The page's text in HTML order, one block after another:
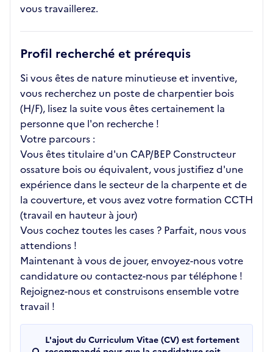
vous travaillerez.
Profil recherché et prérequis
Si vous êtes de nature minutieuse et inventive,
vous recherchez un poste de charpentier bois
(H/F), lisez la suite vous êtes certainement la
personne que l'on recherche !
Votre parcours :
Vous êtes titulaire d'un CAP/BEP Constructeur
ossature bois ou équivalent, vous justifiez d'une
expérience dans le secteur de la charpente et de
la couverture, et vous avez votre formation CCTH
(travail en hauteur à jour)
Vous cochez toutes les cases ? Parfait, nous vous
attendions !
Maintenant à vous de jouer, envoyez-nous votre
candidature ou contactez-nous par téléphone !
Rejoignez-nous et construisons ensemble votre
travail !
L'ajout du Curriculum Vitae (CV) est fortement